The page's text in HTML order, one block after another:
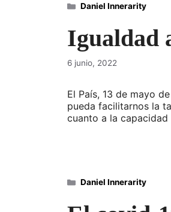
Igualdad
6 junio, 2022
El País, 13 de mayo
pueda facilitarnos la
cuanto a la
Categorías
Daniel Innerarity
Categorías
Daniel Innerarity